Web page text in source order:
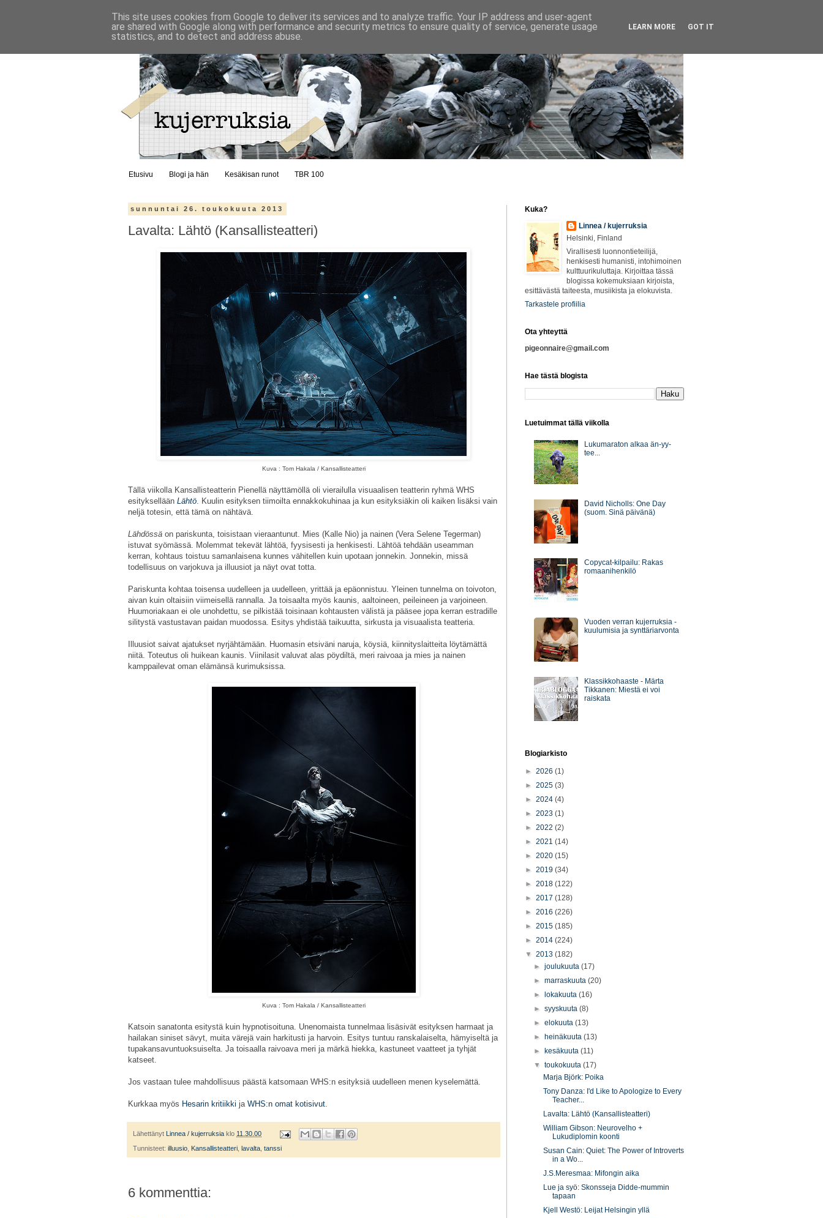
Etusivu Blogi ja hän Kesäkisan runot TBR 100
sunnuntai 26. toukokuuta 2013
Lavalta: Lähtö (Kansallisteatteri)
Kuva : Tom Hakala / Kansallisteatteri
Tällä viikolla Kansallisteatterin Pienellä näyttämöllä oli vierailulla visuaalisen teatterin ryhmä WHS
esityksellään Lähtö. Kuulin esityksen tiimoilta ennakkokuhinaa ja kun esityksiäkin oli kaiken lisäksi vain
neljä totesin, että tämä on nähtävä.
Lähdössä on pariskunta, toisistaan vieraantunut. Mies (Kalle Nio) ja nainen (Vera Selene Tegerman)
istuvat syömässä. Molemmat tekevät lähtöä, fyysisesti ja henkisesti. Lähtöä tehdään useamman
kerran, kohtaus toistuu samanlaisena kunnes vähitellen kuin upotaan jonnekin. Jonnekin, missä
todellisuus on varjokuva ja illuusiot ja näyt ovat totta.
Pariskunta kohtaa toisensa uudelleen ja uudelleen, yrittää ja epäonnistuu. Yleinen tunnelma on toivoton,
aivan kuin oltaisiin viimeisellä rannalla. Ja toisaalta myös kaunis, aaltoineen, peileineen ja varjoineen.
Huumoriakaan ei ole unohdettu, se pilkistää toisinaan kohtausten välistä ja pääsee jopa kerran estradille
silitystä vastustavan paidan muodossa. Esitys yhdistää taikuutta, sirkusta ja visuaalista teatteria.
Illuusiot saivat ajatukset nyrjähtämään. Huomasin etsiväni naruja, köysiä, kiinnityslaitteita löytämättä
niitä. Toteutus oli huikean kaunis. Viinilasit valuvat alas pöydiltä, meri raivoaa ja mies ja nainen
kamppailevat oman elämänsä kurimuksissa.
Kuva : Tom Hakala / Kansallisteatteri
Katsoin sanatonta esitystä kuin hypnotisoituna. Unenomaista tunnelmaa lisäsivät esityksen harmaat ja
hailakan siniset sävyt, muita värejä vain harkitusti ja harvoin. Esitys tuntuu ranskalaiselta, hämyiseltä ja
tupakansavuntuoksuiselta. Ja toisaalla raivoava meri ja märkä hiekka, kastuneet vaatteet ja tyhjät
katseet.
Jos vastaan tulee mahdollisuus päästä katsomaan WHS:n esityksiä uudelleen menen kyselemättä.
Kurkkaa myös Hesarin kritiikki ja WHS:n omat kotisivut.
Lähettänyt Linnea / kujerruksia klo 11.30.00
Tunnisteet: illuusio, Kansallisteatteri, lavalta, tanssi
6 kommenttia:
Kuka?
Linnea / kujerruksia
Helsinki, Finland
Virallisesti luonnontieteilijä,
henkisesti humanisti, intohimoinen
kulttuurikuluttaja. Kirjoittaa tässä
blogissa kokemuksiaan kirjoista,
esittävästä taiteesta, musiikista ja elokuvista.
Tarkastele profiilia
Ota yhteyttä
pigeonnaire@gmail.com
Hae tästä blogista
Luetuimmat tällä viikolla
Lukumaraton alkaa än-yy-
tee...
David Nicholls: One Day
(suom. Sinä päivänä)
Copycat-kilpailu: Rakas
romaanihenkilö
Vuoden verran kujerruksia -
kuulumisia ja synttäriarvonta
Klassikkohaaste - Märta
Tikkanen: Miestä ei voi
raiskata
Blogiarkisto
► 2026 (1)
► 2025 (3)
► 2024 (4)
► 2023 (1)
► 2022 (2)
► 2021 (14)
► 2020 (15)
► 2019 (34)
► 2018 (122)
► 2017 (128)
► 2016 (226)
► 2015 (185)
► 2014 (224)
▼ 2013 (182)
►joulukuuta(17)
►marraskuuta(20)
►
lokakuuta(16)
►syyskuuta(8)
►elokuuta(13)
► heinäkuuta(13)
►
kesäkuuta(11)
▼toukokuuta(17)
Marja Björk: Poika
Tony Danza: I'd Like to Apologize to Every
Teacher...
Lavalta: Lähtö (Kansallisteatteri)
William Gibson: Neurovelho +
Lukudiplomin koonti
Susan Cain: Quiet: The Power of Introverts
in a Wo...
J.S.Meresmaa: Mifongin aika
Lue ja syö: Skonsseja Didde-mummin
tapaan
Kjell Westö: Leijat Helsingin yllä
This site uses cookies from Google to deliver its services and to analyze traffic. Your IP address and user-agent
are shared with Google along with performance and security metrics to ensure quality of service, generate usage
statistics, and to detect and address abuse.
LEARN MORE GOT IT